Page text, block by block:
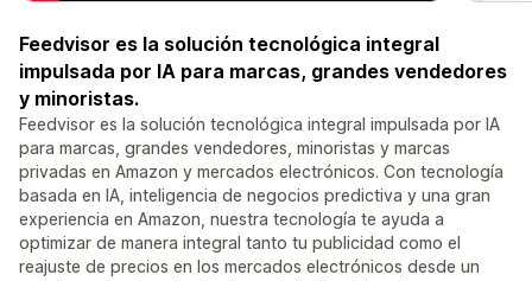
Feedvisor es la solución tecnológica integral
impulsada por IA para marcas, grandes vendedores
y minoristas.
Feedvisor es la solución tecnológica integral impulsada por IA
para marcas, grandes vendedores, minoristas y marcas
privadas en Amazon y mercados electrónicos. Con tecnología
basada en IA, inteligencia de negocios predictiva y una gran
experiencia en Amazon, nuestra tecnología te ayuda a
optimizar de manera integral tanto tu publicidad como el
reajuste de precios en los mercados electrónicos desde un